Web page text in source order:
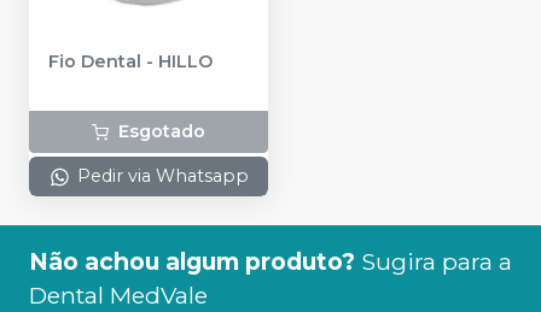
Fio Dental - HILLO
Esgotado
Pedir via Whatsapp
Não achou algum produto? Sugira para a
Dental MedVale